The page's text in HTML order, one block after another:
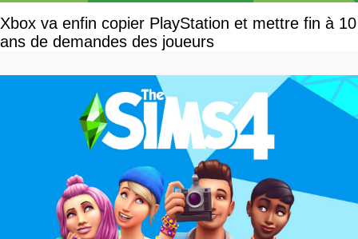
Xbox va enfin copier PlayStation et mettre fin à 10
ans de demandes des joueurs